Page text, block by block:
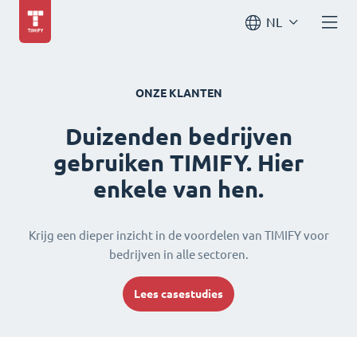
NL
ONZE KLANTEN
Duizenden bedrijven
gebruiken TIMIFY. Hier
enkele van hen.
Krijg een dieper inzicht in de voordelen van TIMIFY voor
bedrijven in alle sectoren.
Lees casestudies